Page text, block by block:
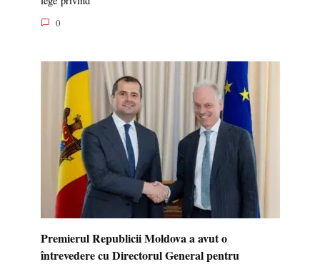
0
Premierul Republicii Moldova a avut o
întrevedere cu Directorul General pentru